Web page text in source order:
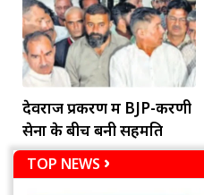
देवराज प्रकरण में BJP-करणी
सेना के बीच बनी सहमति
TOP NEWS